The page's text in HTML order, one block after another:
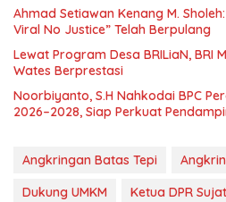
Ahmad Setiawan Kenang M.
Viral No Justice” Telah Berpulang
Lewat Program Desa BRILiaN, BRI
Wates Berprestasi
Noorbiyanto, S.H Nahkodai BPC
2026–2028, Siap Perkuat
Angkringan Batas Tepi
Dukung UMKM
Ketua DPR